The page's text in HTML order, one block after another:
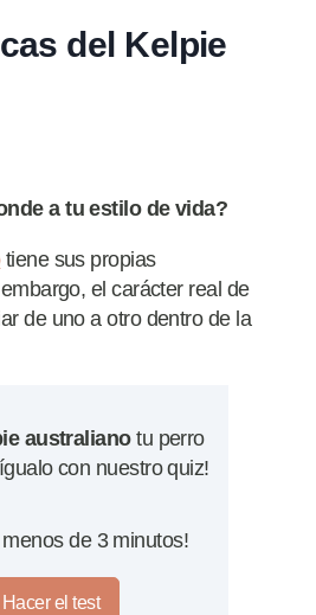
del Kelpie
a tu estilo de vida?
tiene sus propias
el carácter real de
de uno a otro dentro de la
australianotu perro
con nuestro quiz!
menos de 3 minutos!
Hacer el test